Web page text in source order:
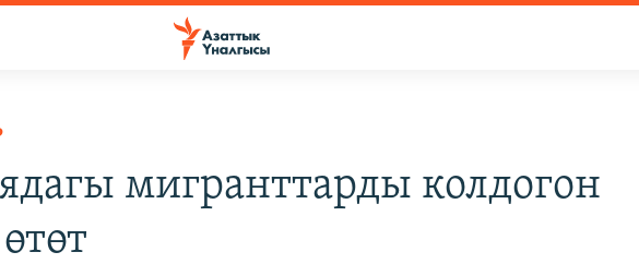
мигранттарды колдогон